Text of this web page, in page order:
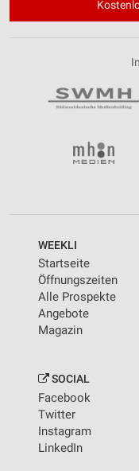
WEEKLI
Startseite
Öffnungszeiten
Alle Prospekte
Angebote
Magazin
SOCIAL
Facebook
Twitter
Instagram
LinkedIn